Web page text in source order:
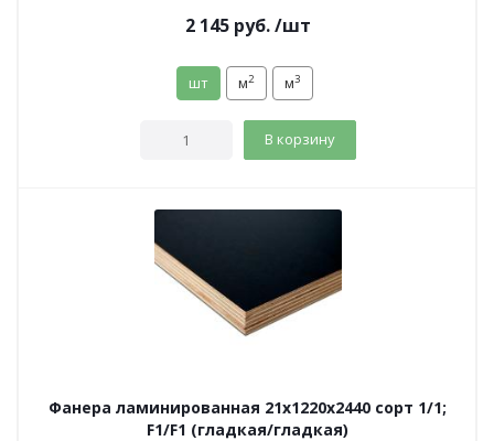
2 145руб. /шт
шт м2 м3
В корзину
Фанера ламинированная 21х1220х2440 сорт 1/1;
F1/F1 (гладкая/гладкая)